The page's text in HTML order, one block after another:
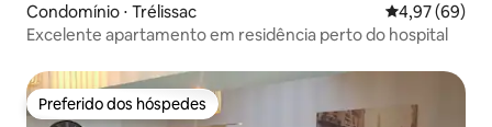
Condomínio ⋅ Trélissac 4,97 de uma
4,97 (69)
Excelente apartamento em residência perto do hospital
Preferido dos hóspedes
Preferido dos hóspedes